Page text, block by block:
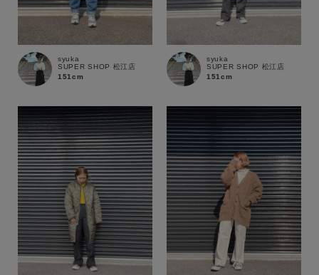
syuka
SUPER SHOP 松江店
151cm
syuka
SUPER SHOP 松江店
151cm